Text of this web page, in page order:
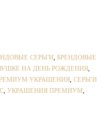
СЕРЬГИ БРЕНДОВЫЕ
НА ДЕНЬ РОЖДЕНИЯ
УКРАШЕНИЯ, СЕРЬГИ
, УКРАШЕНИЯ ПРЕМИУМ